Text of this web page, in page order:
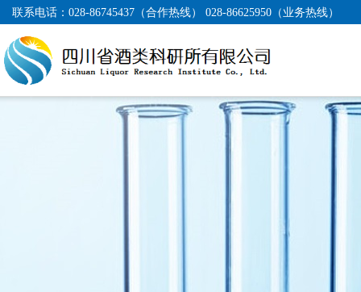
联系电话： 028-86745437（合作热线） 028-86625950（业务热线）